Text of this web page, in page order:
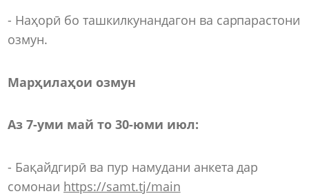
- Наҳорӣ бо ташкилкунандагон ва сарпарастони
озмун.
Марҳилаҳои озмун
Аз 7-уми май то 30-юми июл:
- Бақайдгирӣ ва пур намудани анкета дар
сомонаи https://samt.tj/main